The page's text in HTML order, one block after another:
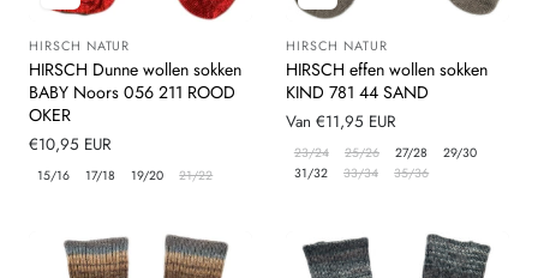
Leverancier:
HIRSCH NATUR
HIRSCH Dunne wollen sokken
BABY Noors 056 211 ROOD
OKER
Normale
prijs
€10,95 EUR
15/16 17/18 19/20 21/22
Leverancier:
HIRSCH NATUR
HIRSCH effen wollen sokken
KIND 781 44 SAND
Normale
prijs
Van €11,95 EUR
23/24 25/26 27/28
29/30
31/32
33/34 35/36